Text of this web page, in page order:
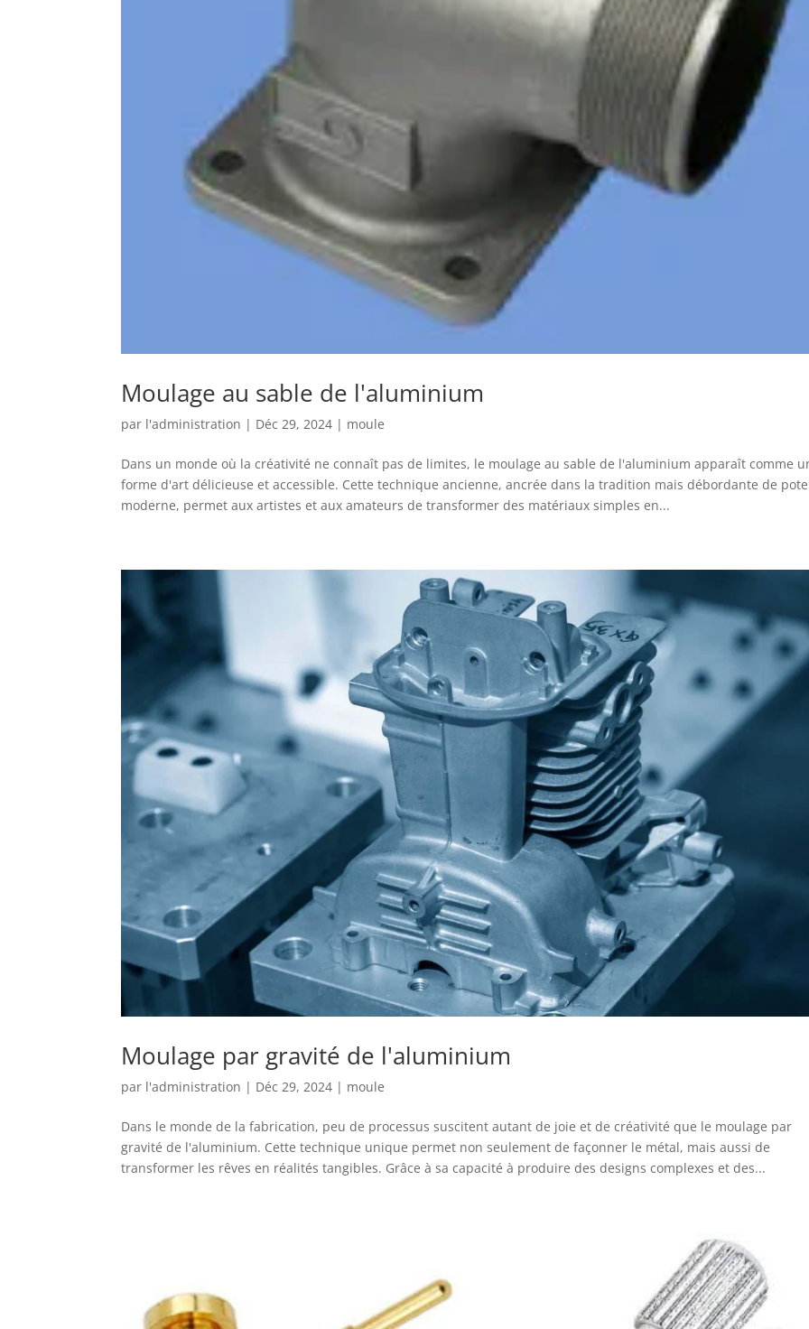
Moulage au sable de l'aluminium
par l'administration | Déc 29, 2024 | moule
Dans un monde où la créativité ne connaît pas de limites, le moulage au sable de l'aluminium apparaît comme
forme d'art délicieuse et accessible. Cette technique ancienne, ancrée dans la tradition mais débordante de
moderne, permet aux artistes et aux amateurs de transformer des matériaux simples en...
Moulage par gravité de l'aluminium
par l'administration | Déc 29, 2024 | moule
Dans le monde de la fabrication, peu de processus suscitent autant de joie et de créativité que le moulage par
gravité de l'aluminium. Cette technique unique permet non seulement de façonner le métal, mais aussi de
transformer les rêves en réalités tangibles. Grâce à sa capacité à produire des designs complexes et des...